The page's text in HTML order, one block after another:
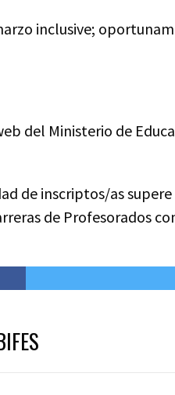
inclusive;
del Ministerio de
de inscriptos/as
de Profesorados